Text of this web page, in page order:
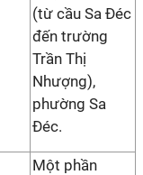
(từ cầu Sa Đéc
đến trường
Trần Thị
Nhượng),
phường Sa
Đéc.
Một phần